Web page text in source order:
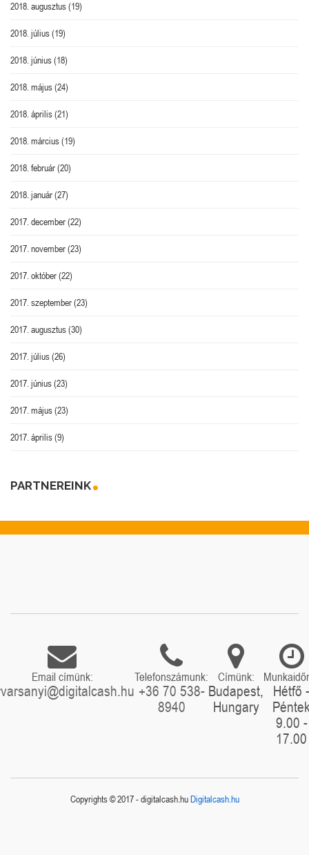
2018. augusztus(19)
2018. július(19)
2018. június(18)
2018. május(24)
2018. április(21)
2018. március(19)
2018. február(20)
2018. január(27)
2017. december(22)
2017. november(23)
2017. október(22)
2017. szeptember(23)
2017. augusztus(30)
2017. július(26)
2017. június(23)
2017. május(23)
2017. április(9)
PARTNEREINK
Email címünk: Telefonszámunk:
+36 70 538-
8940
Címünk:
Budapest,
Hungary
Hétfő -
9.00 -
17.00
Copyrights © 2017 - digitalcash.huDigitalcash.hu